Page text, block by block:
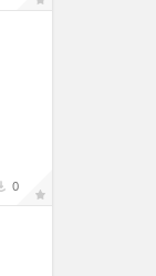
0